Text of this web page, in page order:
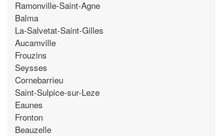
Ramonville-Saint-Agne
Balma
La-Salvetat-Saint-Gilles
Aucamville
Frouzins
Seysses
Cornebarrieu
Saint-Sulpice-sur-Leze
Eaunes
Fronton
Beauzelle